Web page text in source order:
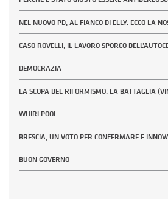
NEL NUOVO PD, AL FIANCO DI ELLY. ECCO LA
CASO ROVELLI, IL LAVORO SPORCO
DEMOCRAZIA
LA SCOPA DEL RIFORMISMO. LA BATTAGLIA
WHIRLPOOL
BRESCIA, UN VOTO PER CONFERMARE E
BUON GOVERNO